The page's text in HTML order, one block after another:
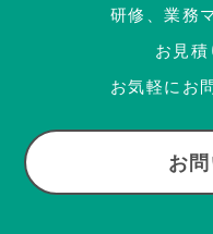
研修、業務
お見積
お気軽にお
お